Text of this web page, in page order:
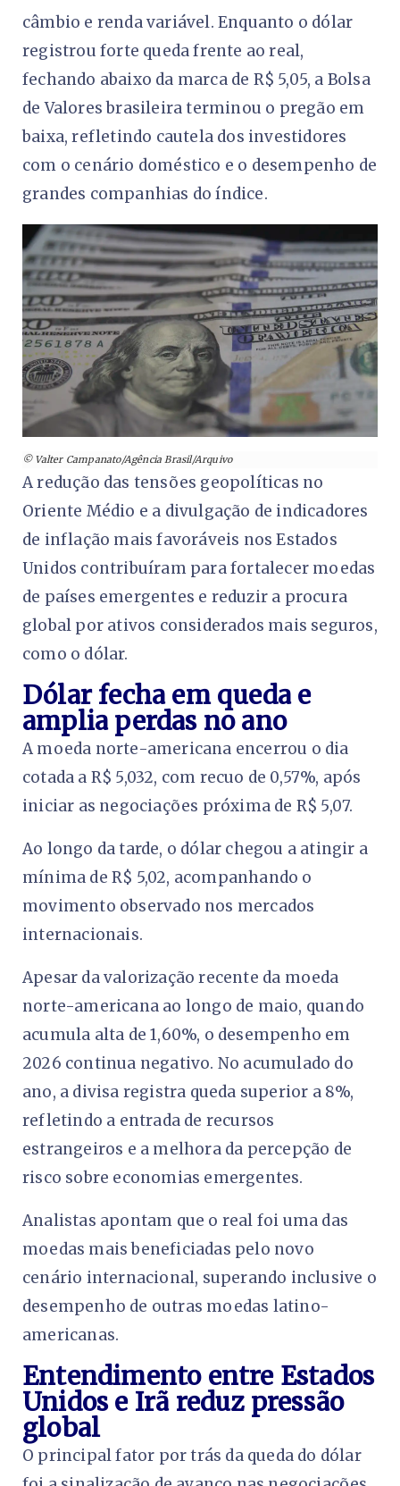
câmbio e renda variável. Enquanto o dólar
registrou forte queda frente ao real,
fechando abaixo da marca de R$ 5,05, a Bolsa
de Valores brasileira terminou o pregão em
baixa, refletindo cautela dos investidores
com o cenário doméstico e o desempenho de
grandes companhias do índice.
© Valter Campanato/Agência Brasil/Arquivo
A redução das tensões geopolíticas no
Oriente Médio e a divulgação de indicadores
de inflação mais favoráveis nos Estados
Unidos contribuíram para fortalecer moedas
de países emergentes e reduzir a procura
global por ativos considerados mais seguros,
como o dólar.
Dólar fecha em queda e
amplia perdas no ano
A moeda norte-americana encerrou o dia
cotada a R$ 5,032, com recuo de 0,57%, após
iniciar as negociações próxima de R$ 5,07.
Ao longo da tarde, o dólar chegou a atingir a
mínima de R$ 5,02, acompanhando o
movimento observado nos mercados
internacionais.
Apesar da valorização recente da moeda
norte-americana ao longo de maio, quando
acumula alta de 1,60%, o desempenho em
2026 continua negativo. No acumulado do
ano, a divisa registra queda superior a 8%,
refletindo a entrada de recursos
estrangeiros e a melhora da percepção de
risco sobre economias emergentes.
Analistas apontam que o real foi uma das
moedas mais beneficiadas pelo novo
cenário internacional, superando inclusive o
desempenho de outras moedas latino-
americanas.
Entendimento entre Estados
Unidos e Irã reduz pressão
global
O principal fator por trás da queda do dólar